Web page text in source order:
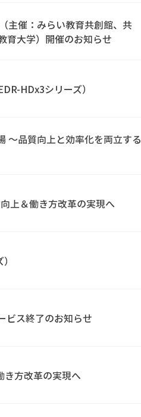
主催：みらい教育共創館、共
育大学）開催のお知らせ
HDx3シリーズ）
～品質向上と効率化を両立する
上＆働き方改革の実現へ
ビス終了のお知らせ
方改革の実現へ